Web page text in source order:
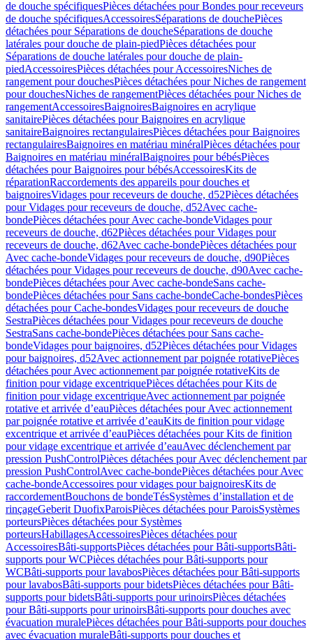
de douche spécifiquesPièces détachées pour Bondes pour receveurs
de douche spécifiquesAccessoiresSéparations de douchePièces
détachées pour Séparations de doucheSéparations de douche
latérales pour douche de plain-piedPièces détachées pour
Séparations de douche latérales pour douche de plain-
piedAccessoiresPièces détachées pour AccessoiresNiches de
rangement pour douchesPièces détachées pour Niches de rangement
pour douchesNiches de rangementPièces détachées pour Niches de
rangementAccessoiresBaignoiresBaignoires en acrylique
sanitairePièces détachées pour Baignoires en acrylique
sanitaireBaignoires rectangulairesPièces détachées pour Baignoires
rectangulairesBaignoires en matériau minéralPièces détachées pour
Baignoires en matériau minéralBaignoires pour bébésPièces
détachées pour Baignoires pour bébésAccessoiresKits de
réparationRaccordements des appareils pour douches et
baignoiresVidages pour receveurs de douche, d52Pièces détachées
pour Vidages pour receveurs de douche, d52Avec cache-
bondePièces détachées pour Avec cache-bondeVidages pour
receveurs de douche, d62Pièces détachées pour Vidages pour
receveurs de douche, d62Avec cache-bondePièces détachées pour
Avec cache-bondeVidages pour receveurs de douche, d90Pièces
détachées pour Vidages pour receveurs de douche, d90Avec cache-
bondePièces détachées pour Avec cache-bondeSans cache-
bondePièces détachées pour Sans cache-bondeCache-bondesPièces
détachées pour Cache-bondesVidages pour receveurs de douche
SestraPièces détachées pour Vidages pour receveurs de douche
SestraSans cache-bondePièces détachées pour Sans cache-
bondeVidages pour baignoires, d52Pièces détachées pour Vidages
pour baignoires, d52Avec actionnement par poignée rotativePièces
détachées pour Avec actionnement par poignée rotativeKits de
finition pour vidage excentriquePièces détachées pour Kits de
finition pour vidage excentriqueAvec actionnement par poignée
rotative et arrivée d’eauPièces détachées pour Avec actionnement
par poignée rotative et arrivée d’eauKits de finition pour vidage
excentrique et arrivée d’eauPièces détachées pour Kits de finition
pour vidage excentrique et arrivée d’eauAvec déclenchement par
pression PushControlPièces détachées pour Avec déclenchement par
pression PushControlAvec cache-bondePièces détachées pour Avec
cache-bondeAccessoires pour vidages pour baignoiresKits de
raccordementBouchons de bondeTésSystèmes d’installation et de
rinçageGeberit DuofixParoisPièces détachées pour ParoisSystèmes
porteursPièces détachées pour Systèmes
porteursHabillagesAccessoiresPièces détachées pour
AccessoiresBâti-supportsPièces détachées pour Bâti-supportsBâti-
supports pour WCPièces détachées pour Bâti-supports pour
WCBâti-supports pour lavabosPièces détachées pour Bâti-supports
pour lavabosBâti-supports pour bidetsPièces détachées pour Bâti-
supports pour bidetsBâti-supports pour urinoirsPièces détachées
pour Bâti-supports pour urinoirsBâti-supports pour douches avec
évacuation muralePièces détachées pour Bâti-supports pour douches
avec évacuation muraleBâti-supports pour douches et